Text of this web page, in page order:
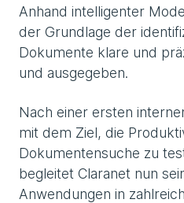
Anhand intelligenter
der Grundlage der
Dokumente klare und
und ausgegeben.
Nach einer ersten
mit dem Ziel, die
Dokumentensuche zu
begleitet Claranet nun
Anwendungen in